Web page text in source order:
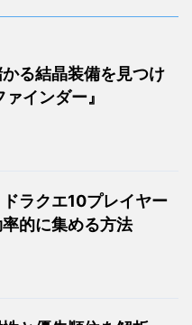
かる結晶装備を見つけ
インダー』
ラクエ10プレイヤー
的に集める方法